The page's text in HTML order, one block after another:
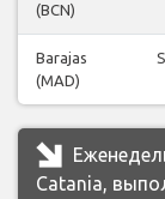
(BCN)
Barajas
(MAD)
Catania,